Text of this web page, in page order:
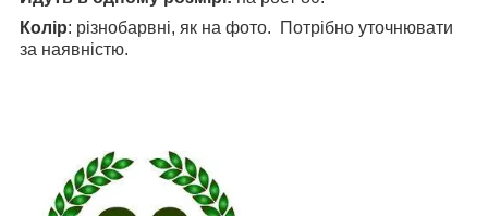
Колір: різнобарвні, як на фото. Потрібно уточнювати
за наявністю.